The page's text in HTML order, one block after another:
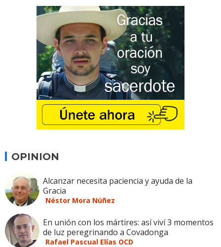
OPINION
Alcanzar necesita paciencia y ayuda de la
Gracia
Néstor Mora Núñez
En unión con los mártires: así viví 3 momentos
de luz peregrinando a Covadonga
Rafael Pascual Elías OCD